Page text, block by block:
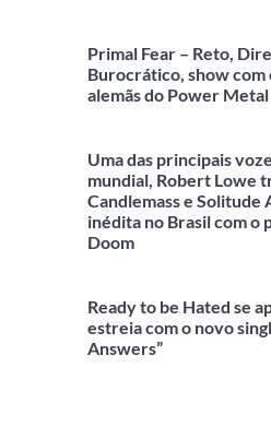
Primal Fear – Reto,
Burocrático, show com
alemãs do Power Metal
Uma das principais
mundial, Robert Lowe
Candlemass e
inédita no Brasil com o
Doom
Ready to be Hated se
estreia com o novo
Answers”